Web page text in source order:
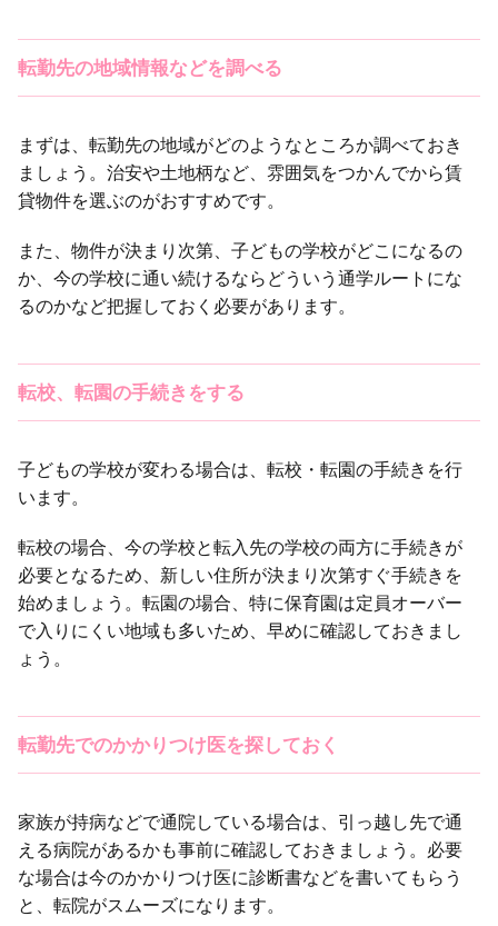
転勤先の地域情報などを調べる
まずは、転勤先の地域がどのようなところか調べておき
ましょう。治安や土地柄など、雰囲気をつかんでから賃
貸物件を選ぶのがおすすめです。
また、物件が決まり次第、子どもの学校がどこになるの
か、今の学校に通い続けるならどういう通学ルートにな
るのかなど把握しておく必要があります。
転校、転園の手続きをする
子どもの学校が変わる場合は、転校・転園の手続きを行
います。
転校の場合、今の学校と転入先の学校の両方に手続きが
必要となるため、新しい住所が決まり次第すぐ手続きを
始めましょう。転園の場合、特に保育園は定員オーバー
で入りにくい地域も多いため、早めに確認しておきまし
ょう。
転勤先でのかかりつけ医を探しておく
家族が持病などで通院している場合は、引っ越し先で通
える病院があるかも事前に確認しておきましょう。必要
な場合は今のかかりつけ医に診断書などを書いてもらう
と、転院がスムーズになります。